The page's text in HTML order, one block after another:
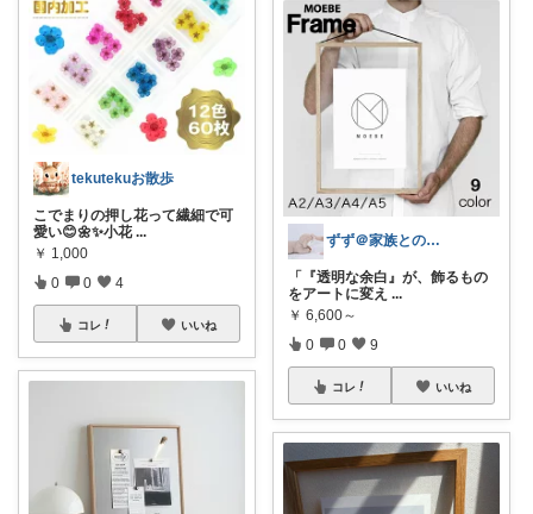
tekutekuお散歩
こでまりの押し花って繊細で可
愛い😊🌼✨小花 ...
￥ 1,000
0 0 4
コレ いいね
ずず＠家族との暮らしグッズ
「『透明な余白』が、飾るもの
をアートに変え ...
￥ 6,600～
0 0 9
コレ いいね